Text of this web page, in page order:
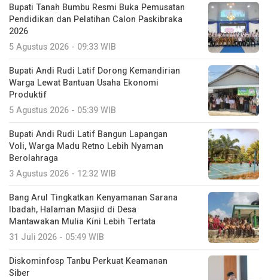
Bupati Tanah Bumbu Resmi Buka Pemusatan
Pendidikan dan Pelatihan Calon Paskibraka
2026
5 Agustus 2026 - 09:33 WIB
Bupati Andi Rudi Latif Dorong Kemandirian
Warga Lewat Bantuan Usaha Ekonomi
Produktif
5 Agustus 2026 - 05:39 WIB
Bupati Andi Rudi Latif Bangun Lapangan
Voli, Warga Madu Retno Lebih Nyaman
Berolahraga
3 Agustus 2026 - 12:32 WIB
Bang Arul Tingkatkan Kenyamanan Sarana
Ibadah, Halaman Masjid di Desa
Mantawakan Mulia Kini Lebih Tertata
31 Juli 2026 - 05:49 WIB
Diskominfosp Tanbu Perkuat Keamanan
Siber